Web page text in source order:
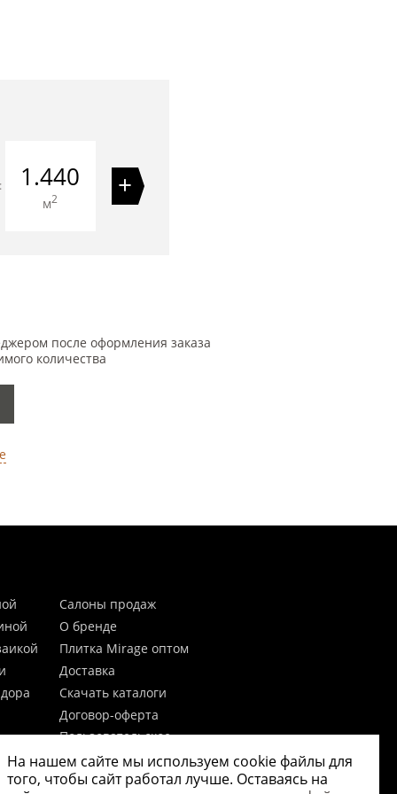
1.440
м2 +
после оформления заказа
количества
20мм)
Салоны продаж
О бренде
Плитка Mirage оптом
Доставка
Скачать каталоги
Договор-оферта
Пользовательское
Согласие на обработку
персональных данных
На нашем сайте мы используем cookie файлы для
того, чтобы сайт работал лучше. Оставаясь на